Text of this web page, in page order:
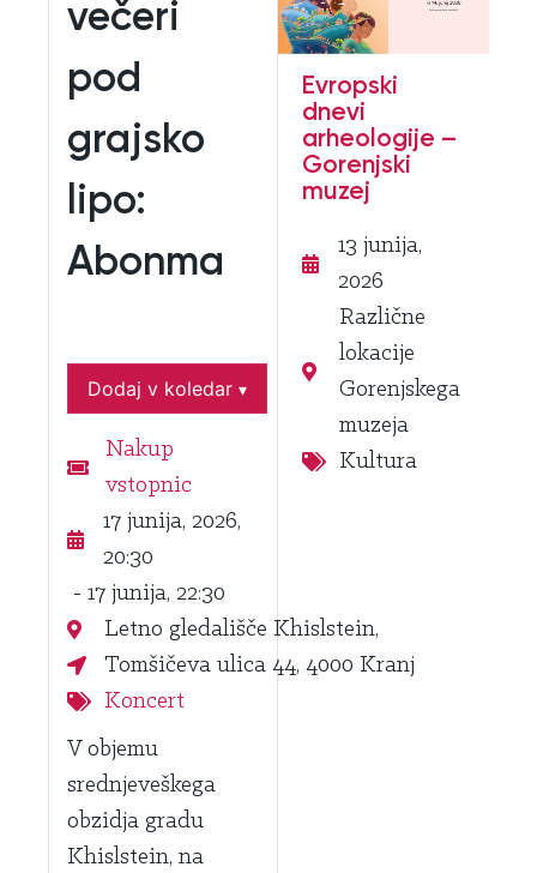
večeri
pod
grajsko
lipo:
Abonma
Dodaj v koledar ▾
Nakup
vstopnic
17 junija, 2026,
20:30
- 17 junija, 22:30
Letno gledališče Khislstein,
Tomšičeva ulica 44, 4000 Kranj
Koncert
V objemu
srednjeveškega
obzidja gradu
Khislstein, na
Evropski
dnevi
arheologije –
Gorenjski
muzej
13 junija,
2026
Različne
lokacije
Gorenjskega
muzeja
Kultura